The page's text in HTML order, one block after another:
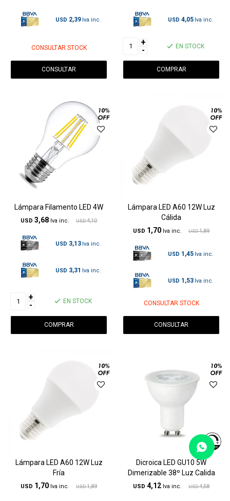
USD 2,39
CONSULTAR STOCK
CONSULTAR
USD 4,05
+
- EN STOCK
Lámpara Filamento LED 4W
USD 3,68 USD 4,10
USD 3,13
USD 3,31
+
- EN STOCK
Lámpara LED A60 12W Luz
Cálida
USD 1,70 USD 1,89
USD 1,45
USD 1,53
CONSULTAR STOCK
CONSULTAR
Lámpara LED A60 12W Luz
Fría
USD 1,70 USD 1,89
Dicroica LED GU10 5W
Dimerizable 38º Luz Calida
USD 4,12 USD 4,58